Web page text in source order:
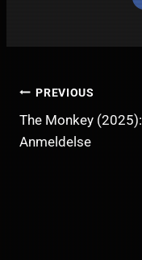
PREVIOUS
The Monkey (2025):
Anmeldelse